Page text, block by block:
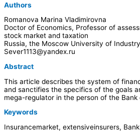
Authors
Romanova Marina Vladimirovna
Doctor of Economics, Professor of
stock market and taxation
Russia, the Moscow University of
Sever1113@yandex.ru
Abstract
This article describes the system of
and sanctifies the specifics of the goals
mega-regulator in the person of the Bank
Keywords
Insurancemarket, extensiveinsurers,